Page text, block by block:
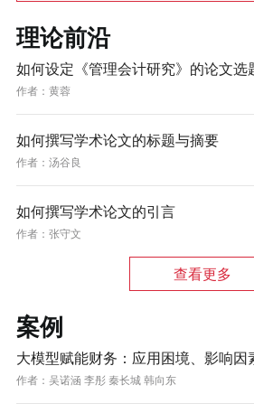
理论前沿
如何设定《管理会计研究》的论文选
作者： 黄蓉
如何撰写学术论文的标题与摘要
作者： 汤谷良
如何撰写学术论文的引言
作者： 张守文
查看更多
案例
大模型赋能财务：应用困境、影响因
作者： 吴诺涵 李彤 秦长城 韩向东